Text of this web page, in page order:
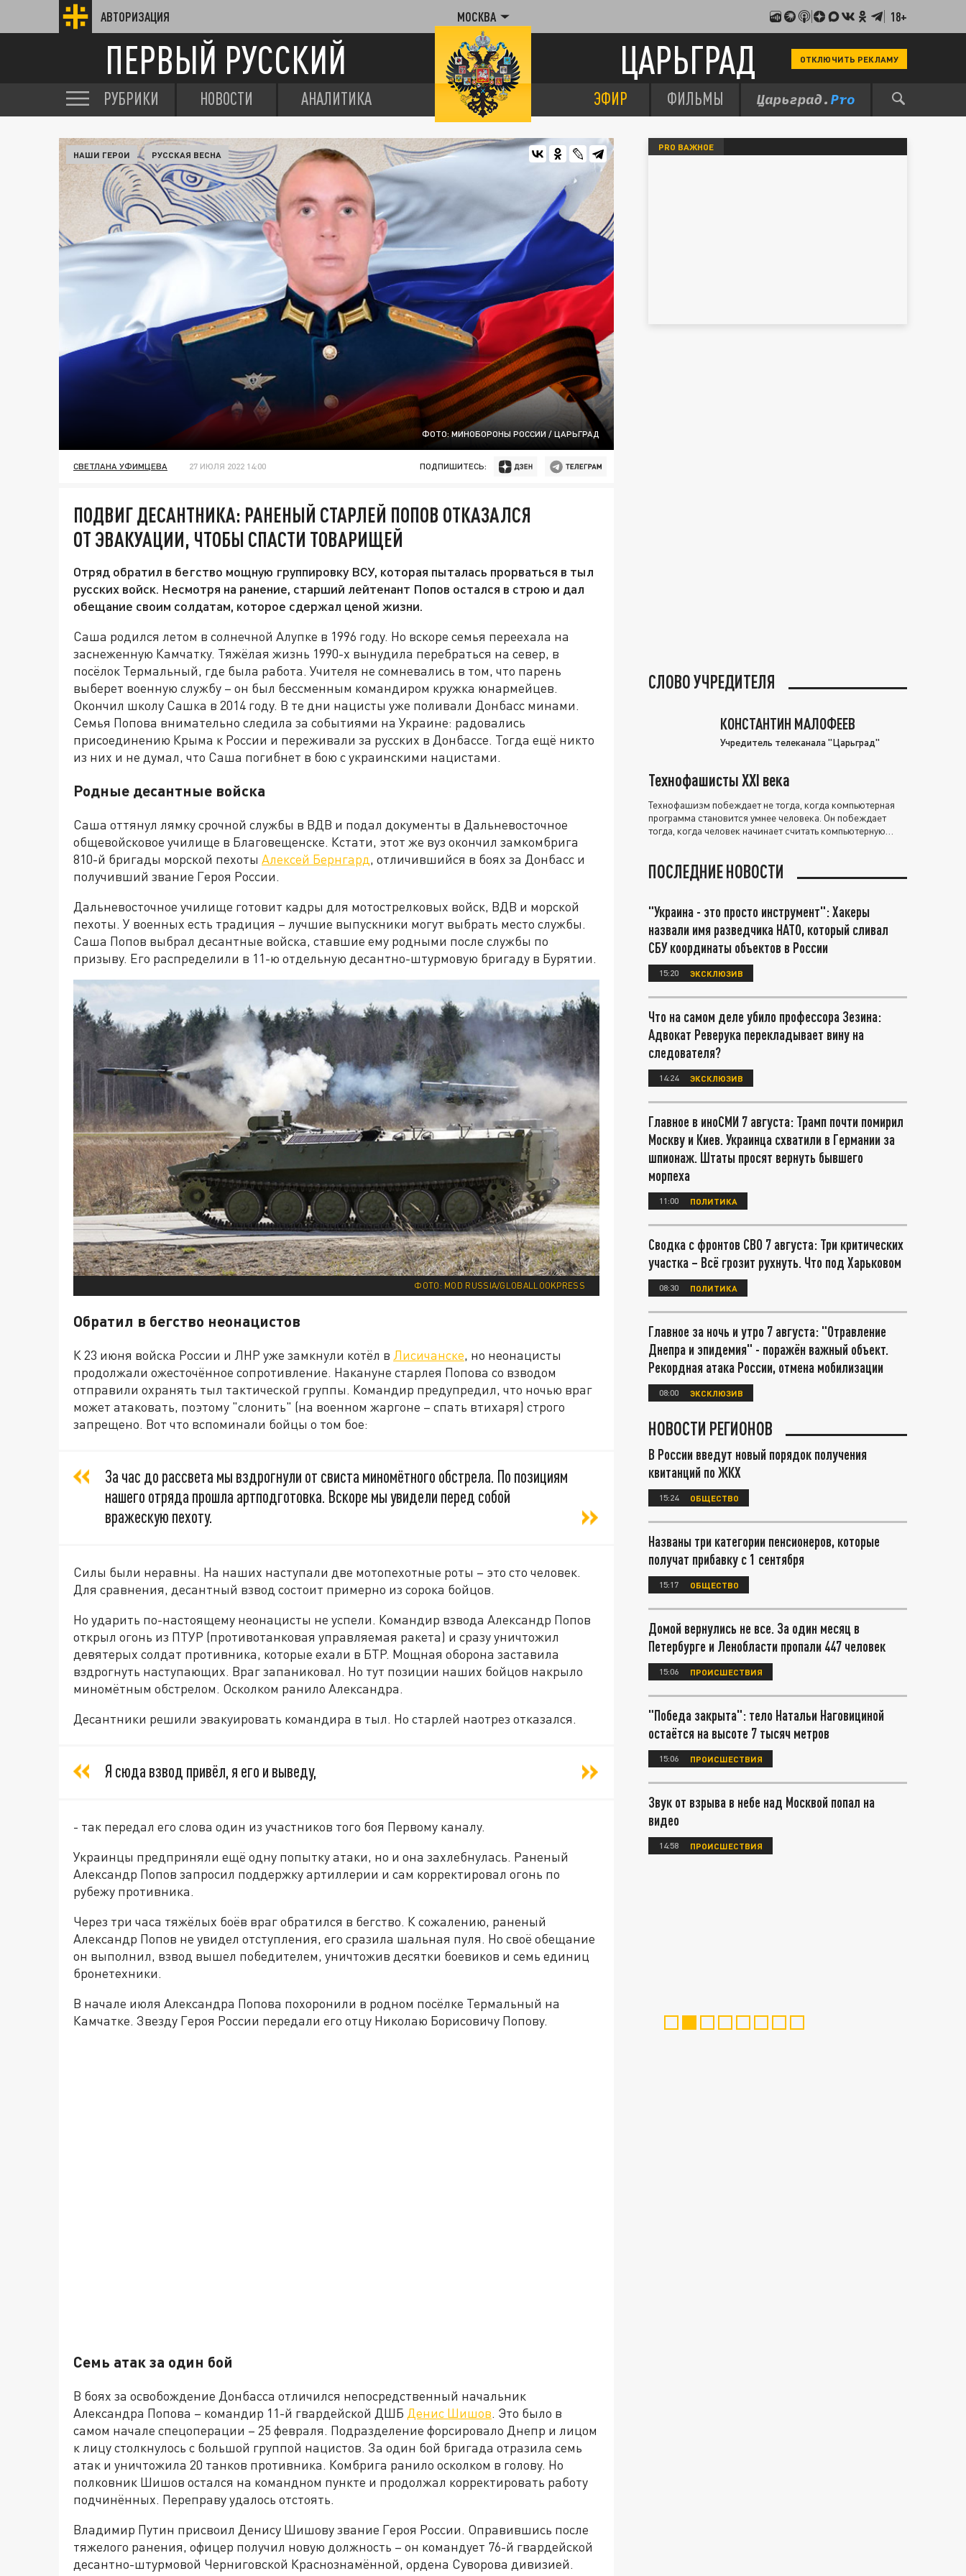
АВТОРИЗАЦИЯ МОСКВА 18+
ПЕРВЫЙ РУССКИЙ ЦАРЬГРАД ОТКЛЮЧИТЬ РЕКЛАМУ
РУБРИКИ НОВОСТИ АНАЛИТИКА ЭФИР ФИЛЬМЫ
ФОТО: МИНОБОРОНЫ РОССИИ / ЦАРЬГРАД
НАШИ ГЕРОИ РУССКАЯ ВЕСНА
СВЕТЛАНА УФИМЦЕВА 27 ИЮЛЯ 2022 14:00 ПОДПИШИТЕСЬ:
ПОДВИГ ДЕСАНТНИКА: РАНЕНЫЙ СТАРЛЕЙ ПОПОВ ОТКАЗАЛСЯ
ОТ ЭВАКУАЦИИ, ЧТОБЫ СПАСТИ ТОВАРИЩЕЙ
Отряд обратил в бегство мощную группировку ВСУ, которая пыталась прорваться в тыл
русских войск. Несмотря на ранение, старший лейтенант Попов остался в строю и дал
обещание своим солдатам, которое сдержал ценой жизни.
Саша родился летом в солнечной Алупке в 1996 году. Но вскоре семья переехала на
заснеженную Камчатку. Тяжёлая жизнь 1990-х вынудила перебраться на север, в
посёлок Термальный, где была работа. Учителя не сомневались в том, что парень
выберет военную службу – он был бессменным командиром кружка юнармейцев.
Окончил школу Сашка в 2014 году. В те дни нацисты уже поливали Донбасс минами.
Семья Попова внимательно следила за событиями на Украине: радовались
присоединению Крыма к России и переживали за русских в Донбассе. Тогда ещё никто
из них и не думал, что Саша погибнет в бою с украинскими нацистами.
Родные десантные войска
Саша оттянул лямку срочной службы в ВДВ и подал документы в Дальневосточное
общевойсковое училище в Благовещенске. Кстати, этот же вуз окончил замкомбрига
810-й бригады морской пехоты Алексей Бернгард, отличившийся в боях за Донбасс и
получивший звание Героя России.
Дальневосточное училище готовит кадры для мотострелковых войск, ВДВ и морской
пехоты. У военных есть традиция – лучшие выпускники могут выбрать место службы.
Саша Попов выбрал десантные войска, ставшие ему родными после службы по
призыву. Его распределили в 11-ю отдельную десантно-штурмовую бригаду в Бурятии.
ФОТО: MOD RUSSIA/GLOBALLOOKPRESS
Обратил в бегство неонацистов
К 23 июня войска России и ЛНР уже замкнули котёл в Лисичанске, но неонацисты
продолжали ожесточённое сопротивление. Накануне старлея Попова со взводом
отправили охранять тыл тактической группы. Командир предупредил, что ночью враг
может атаковать, поэтому "слонить" (на военном жаргоне – спать втихаря) строго
запрещено. Вот что вспоминали бойцы о том бое:
За час до рассвета мы вздрогнули от свиста миномётного обстрела. По позициям
нашего отряда прошла артподготовка. Вскоре мы увидели перед собой
вражескую пехоту.
Силы были неравны. На наших наступали две мотопехотные роты – это сто человек.
Для сравнения, десантный взвод состоит примерно из сорока бойцов.
Но ударить по-настоящему неонацисты не успели. Командир взвода Александр Попов
открыл огонь из ПТУР (противотанковая управляемая ракета) и сразу уничтожил
девятерых солдат противника, которые ехали в БТР. Мощная оборона заставила
вздрогнуть наступающих. Враг запаниковал. Но тут позиции наших бойцов накрыло
миномётным обстрелом. Осколком ранило Александра.
Десантники решили эвакуировать командира в тыл. Но старлей наотрез отказался.
Я сюда взвод привёл, я его и выведу,
- так передал его слова один из участников того боя Первому каналу.
Украинцы предприняли ещё одну попытку атаки, но и она захлебнулась. Раненый
Александр Попов запросил поддержку артиллерии и сам корректировал огонь по
рубежу противника.
Через три часа тяжёлых боёв враг обратился в бегство. К сожалению, раненый
Александр Попов не увидел отступления, его сразила шальная пуля. Но своё обещание
он выполнил, взвод вышел победителем, уничтожив десятки боевиков и семь единиц
бронетехники.
В начале июля Александра Попова похоронили в родном посёлке Термальный на
Камчатке. Звезду Героя России передали его отцу Николаю Борисовичу Попову.
Семь атак за один бой
В боях за освобождение Донбасса отличился непосредственный начальник
Александра Попова – командир 11-й гвардейской ДШБ Денис Шишов. Это было в
самом начале спецоперации – 25 февраля. Подразделение форсировало Днепр и лицом
к лицу столкнулось с большой группой нацистов. За один бой бригада отразила семь
атак и уничтожила 20 танков противника. Комбрига ранило осколком в голову. Но
полковник Шишов остался на командном пункте и продолжал корректировать работу
подчинённых. Переправу удалось отстоять.
Владимир Путин присвоил Денису Шишову звание Героя России. Оправившись после
тяжелого ранения, офицер получил новую должность – он командует 76-й гвардейской
десантно-штурмовой Черниговской Краснознамённой, ордена Суворова дивизией.
PRO ВАЖНОЕ
СЛОВО УЧРЕДИТЕЛЯ
КОНСТАНТИН МАЛОФЕЕВ
Учредитель телеканала "Царьград"
Технофашисты XXI века
Технофашизм побеждает не тогда, когда компьютерная
программа становится умнее человека. Он побеждает
тогда, когда человек начинает считать компьютерную
ПОСЛЕДНИЕ НОВОСТИ
"Украина - это просто инструмент": Хакеры
назвали имя разведчика НАТО, который сливал
СБУ координаты объектов в России
15:20 ЭКСКЛЮЗИВ
Что на самом деле убило профессора Зезина:
Адвокат Реверука перекладывает вину на
следователя?
14:24 ЭКСКЛЮЗИВ
Главное в иноСМИ 7 августа: Трамп почти помирил
Москву и Киев. Украинца схватили в Германии за
шпионаж. Штаты просят вернуть бывшего
морпеха
11:00 ПОЛИТИКА
Сводка с фронтов СВО 7 августа: Три критических
участка – Всё грозит рухнуть. Что под Харьковом
08:30 ПОЛИТИКА
Главное за ночь и утро 7 августа: "Отравление
Днепра и эпидемия" - поражён важный объект.
Рекордная атака России, отмена мобилизации
08:00 ЭКСКЛЮЗИВ
НОВОСТИ РЕГИОНОВ
В России введут новый порядок получения
квитанций по ЖКХ
15:24 ОБЩЕСТВО
Названы три категории пенсионеров, которые
получат прибавку с 1 сентября
15:17 ОБЩЕСТВО
Домой вернулись не все. За один месяц в
Петербурге и Ленобласти пропали 447 человек
15:06 ПРОИСШЕСТВИЯ
"Победа закрыта": тело Натальи Наговициной
остаётся на высоте 7 тысяч метров
15:06 ПРОИСШЕСТВИЯ
Звук от взрыва в небе над Москвой попал на
видео
14:58 ПРОИСШЕСТВИЯ